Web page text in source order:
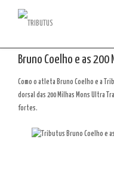
Bruno Coelho e as
Como o atleta Bruno Coelho e a
dorsal das 200 Milhas Mons Ultra
fortes.